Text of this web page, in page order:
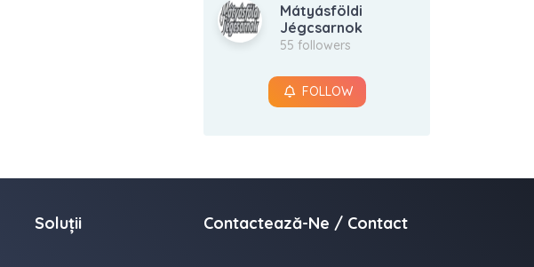
Mátyásföldi
Jégcsarnok
55 followers
FOLLOW
Soluții Contactează-Ne / Contact